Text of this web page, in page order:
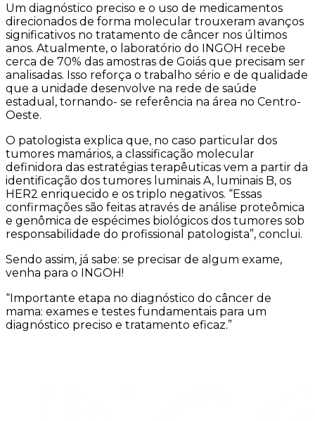
Um diagnóstico preciso e o uso de medicamentos
direcionados de forma molecular trouxeram avanços
significativos no tratamento de câncer nos últimos
anos. Atualmente, o laboratório do INGOH recebe
cerca de 70% das amostras de Goiás que precisam ser
analisadas. Isso reforça o trabalho sério e de qualidade
que a unidade desenvolve na rede de saúde
estadual, tornando- se referência na área no Centro-
Oeste.
O patologista explica que, no caso particular dos
tumores mamários, a classificação molecular
definidora das estratégias terapêuticas vem a partir da
identificação dos tumores luminais A, luminais B, os
HER2 enriquecido e os triplo negativos. “Essas
confirmações são feitas através de análise proteômica
e genômica de espécimes biológicos dos tumores sob
responsabilidade do profissional patologista”, conclui.
Sendo assim, já sabe: se precisar de algum exame,
venha para o INGOH!
“Importante etapa no diagnóstico do câncer de
mama: exames e testes fundamentais para um
diagnóstico preciso e tratamento eficaz.”